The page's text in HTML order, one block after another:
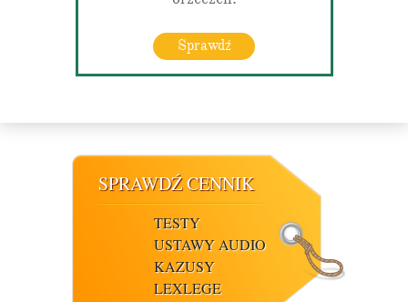
Sprawdź
SPRAWDŹ CENNIK
TESTY
USTAWY AUDIO
KAZUSY
LEXLEGE